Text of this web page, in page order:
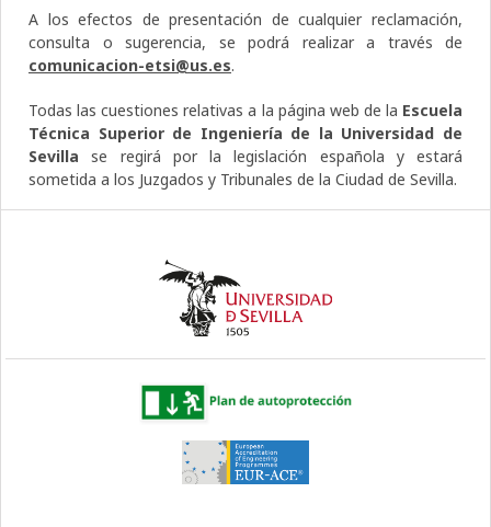
A los efectos de presentación de cualquier reclamación,
consulta o sugerencia, se podrá realizar a través de
comunicacion-etsi@us.es.
Todas las cuestiones relativas a la página web de la Escuela
Técnica Superior de Ingeniería de la Universidad de
Sevillase regirá por la legislación española y estará
sometida a los Juzgados y Tribunales de la Ciudad de Sevilla.